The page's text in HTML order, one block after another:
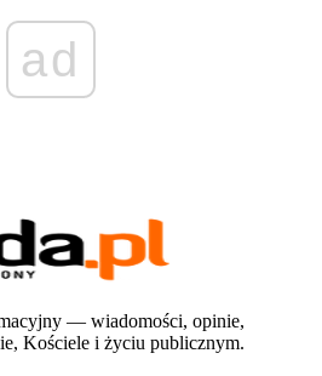
ad
— wiadomości, opinie,
Kościele i życiu publicznym.